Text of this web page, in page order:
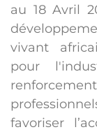
au 18 Avril
vivant
pour
favoriser